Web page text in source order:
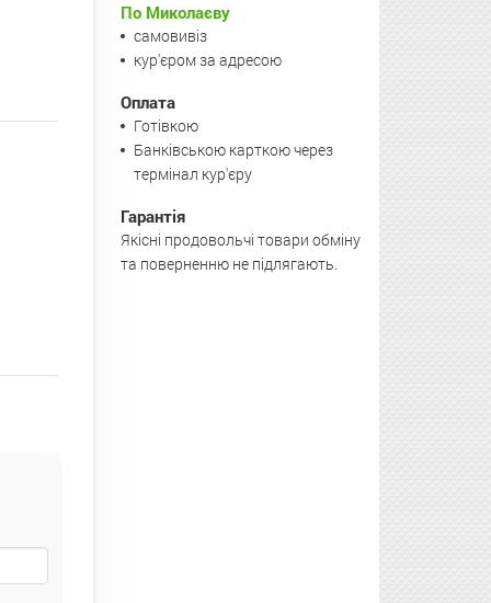
По Миколаєву
самовивіз
кур'єром за адресою
Оплата
Готівкою
Банківською карткою через
термінал кур'єру
Гарантія
Якісні продовольчі товари обміну
та поверненню не підлягають.